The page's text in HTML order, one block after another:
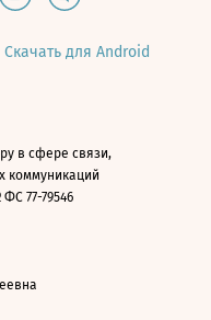
Скачать для Android
в сфере связи,
коммуникаций
77-79546